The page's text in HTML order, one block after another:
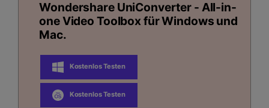
Wondershare UniConverter - All-in-
one Video Toolbox für Windows und
Mac.
Kostenlos Testen
Kostenlos Testen